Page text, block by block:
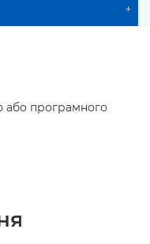
+
або програмного